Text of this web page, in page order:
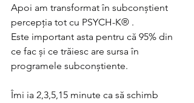
Apoi am transformat în subconștient
percepția tot cu PSYCH-K® .
Este important asta pentru că 95% din
ce fac și ce trăiesc are sursa în
programele subconștiente.
Îmi ia 2,3,5,15 minute ca să schimb